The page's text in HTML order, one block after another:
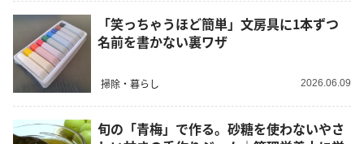
「笑っちゃうほど簡単」文房具に1本ずつ
名前を書かない裏ワザ
掃除・暮らし 2026.06.09
旬の「青梅」で作る。砂糖を使わないやさ